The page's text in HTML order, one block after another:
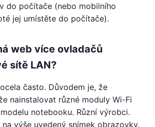
do počítače (nebo mobilního
jej umístěte do počítače).
web více ovladačů
sítě LAN?
často. Důvodem je, že
nainstalovat různé moduly Wi-Fi
notebooku. Různí výrobci.
výše uvedený snímek obrazovky.